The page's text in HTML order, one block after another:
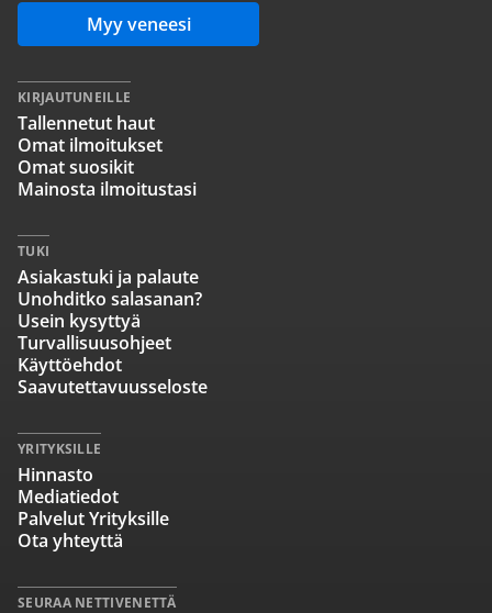
Myy veneesi
SEURAA NETTIVENETTÄ
KIRJAUTUNEILLE
Tallennetut haut
Omat ilmoitukset
Omat suosikit
Mainosta ilmoitustasi
TUKI
Asiakastuki ja palaute
Unohditko salasanan?
Usein kysyttyä
Turvallisuusohjeet
Käyttöehdot
Saavutettavuusseloste
YRITYKSILLE
Hinnasto
Mediatiedot
Palvelut Yrityksille
Ota yhteyttä